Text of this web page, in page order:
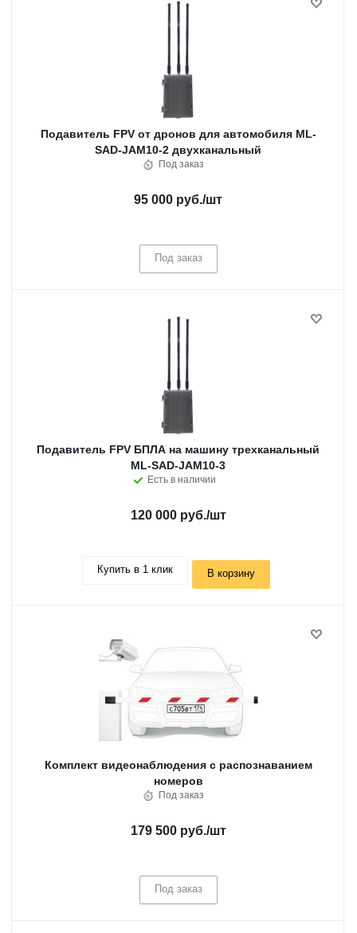
Подавитель FPV от дронов для автомобиля ML-
SAD-JAM10-2 двухканальный
Под заказ
95 000 руб./шт
Под заказ
Подавитель FPV БПЛА на машину трехканальный
ML-SAD-JAM10-3
Есть в наличии
120 000 руб./шт
Купить в 1 клик В корзину
Комплект видеонаблюдения с распознаванием
номеров
Под заказ
179 500 руб./шт
Под заказ